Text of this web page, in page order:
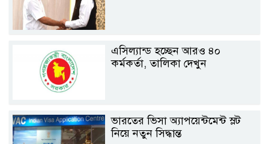
এসিল্যান্ড হচ্ছেন আরও ৪০
কর্মকর্তা, তালিকা দেখুন
ভারতের ভিসা অ্যাপয়েন্টমেন্ট স্লট
নিয়ে নতুন সিদ্ধান্ত